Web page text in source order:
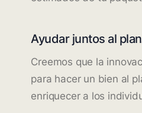
Ayudar juntos al
Creemos que la
para hacer un bien al
enriquecer a los